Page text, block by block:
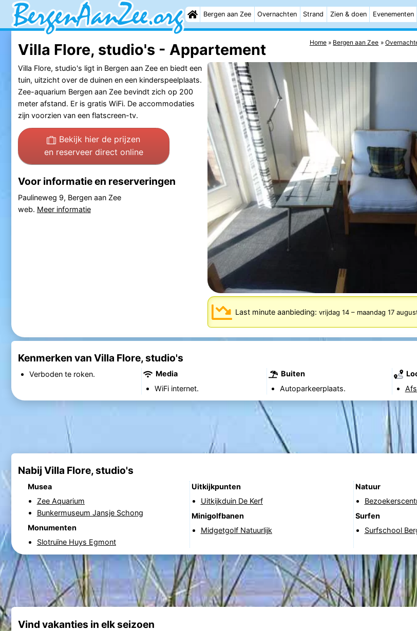
Bergen aan Zee Overnachten Strand Zien & doen Evenementen
Home Bergen aan Zee
Villa Flore, studio's - Appartement
Last minute aanbieding: vrijdag 14– maandag 17
Villa Flore, studio's ligt in Bergen aan Zee en biedt een
tuin, uitzicht over de duinen en een kinderspeelplaats.
Zee-aquarium Bergen aan Zee bevindt zich op 200
meter afstand. Er is gratis WiFi. De accommodaties
zijn voorzien van een flatscreen-tv.
Bekijk hier de prijzen
en reserveer direct online
Voor informatie en reserveringen
Paulineweg 9, Bergen aan Zee
web. Meer informatie
Kenmerken van Villa Flore, studio's
Verboden te roken.
Media
WiFi internet.
Buiten
Autoparkeerplaats.
Nabij Villa Flore, studio's
Musea
Zee Aquarium
Bunkermuseum Jansje Schong
Monumenten
Slotruïne Huys Egmont
Uitkijkpunten
Uitkijkduin De Kerf
Minigolfbanen
Midgetgolf Natuurlijk
Natuur
Surfen
Surfschool
Vind vakanties in elk seizoen